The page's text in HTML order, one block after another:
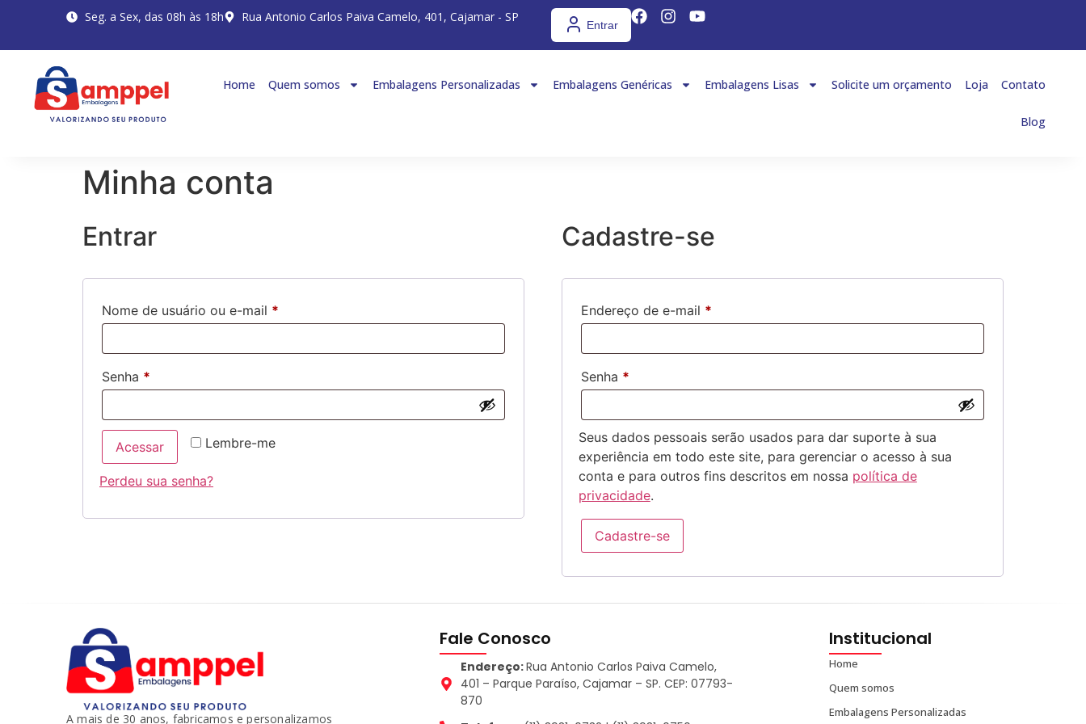
Seg. a Sex, das 08h às 18h Rua Antonio Carlos Paiva Camelo, 401, Cajamar - SP
Entrar
Home Quem somos Embalagens Personalizadas Embalagens Genéricas Embalagens Lisas Solicite um orçamento Loja Contato
Blog
Minha conta
Entrar
Nome de usuário ou e-mail *
Senha *
Lembre-me
Acessar
Perdeu sua senha?
Cadastre-se
Endereço de e-mail *
Senha *
Seus dados pessoais serão usados para dar suporte à sua
experiência em todo este site, para gerenciar o acesso à sua
conta e para outros fins descritos em nossa política de
privacidade.
Cadastre-se
A mais de 30 anos, fabricamos e personalizamos
Fale Conosco
Endereço:Rua Antonio Carlos Paiva Camelo,
401 – Parque Paraíso, Cajamar – SP. CEP: 07793-
870
Institucional
Home
Quem somos
Embalagens Personalizadas